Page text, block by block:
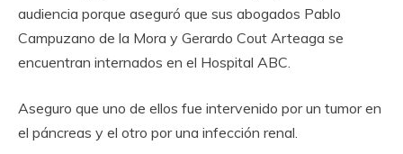
audiencia porque aseguró que sus abogados Pablo
Campuzano de la Mora y Gerardo Cout Arteaga se
encuentran internados en el Hospital ABC.
Aseguro que uno de ellos fue intervenido por un tumor en
el páncreas y el otro por una infección renal.